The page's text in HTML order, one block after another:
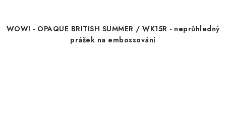
WOW! - OPAQUE BRITISH SUMMER / WK15R - neprůhledný
prášek na embossování